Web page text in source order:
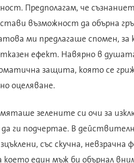
Предполагам, че
възможност да обърна
ми предлагаше спомен,
ефект. Навярно в
защита, която се
оцеляване.
зелените си очи за
да ги подчертае. В
със скучна,
което един мъж би обърнал